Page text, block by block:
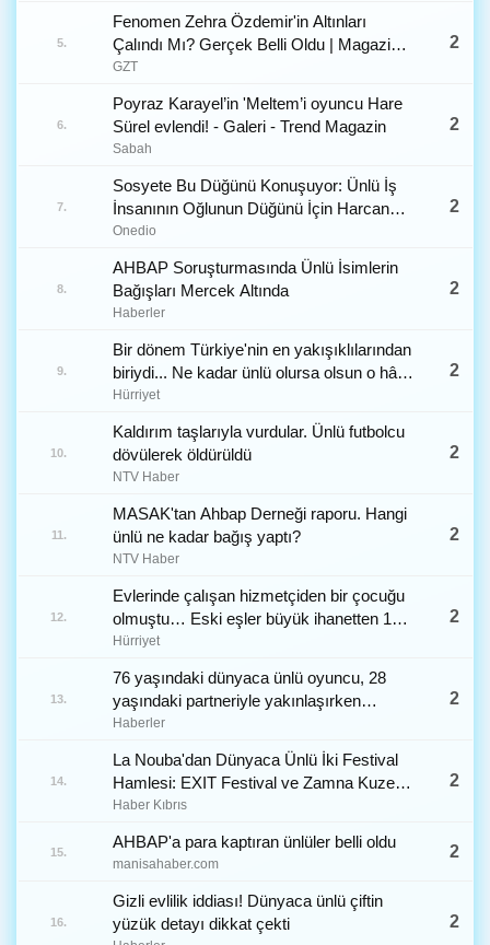
5.
Fenomen Zehra Özdemir'in Altınları
Çalındı Mı? Gerçek Belli Oldu | Magazin
Haberleri | Gündem Haberleri
GZT
2
6.
Poyraz Karayel’in 'Meltem’i oyuncu Hare
Sürel evlendi! - Galeri - Trend Magazin
Sabah
2
7.
Sosyete Bu Düğünü Konuşuyor: Ünlü İş
İnsanının Oğlunun Düğünü İçin Harcanan
Para Dudak Uçuklattı!
Onedio
2
8.
AHBAP Soruşturmasında Ünlü İsimlerin
Bağışları Mercek Altında
Haberler
2
9.
Bir dönem Türkiye'nin en yakışıklılarından
biriydi... Ne kadar ünlü olursa olsun o hâlâ
köy çocuğu, hâlâ annesinin vefalı oğlu
Hürriyet
2
10.
Kaldırım taşlarıyla vurdular. Ünlü futbolcu
dövülerek öldürüldü
NTV Haber
2
11.
MASAK'tan Ahbap Derneği raporu. Hangi
ünlü ne kadar bağış yaptı?
NTV Haber
2
12.
Evlerinde çalışan hizmetçiden bir çocuğu
olmuştu… Eski eşler büyük ihanetten 15
yıl sonra yan yana!
Hürriyet
2
13.
76 yaşındaki dünyaca ünlü oyuncu, 28
yaşındaki partneriyle yakınlaşırken
görüntülendi
Haberler
2
14.
La Nouba'dan Dünyaca Ünlü İki Festival
Hamlesi: EXIT Festival ve Zamna Kuzey
Kıbrıs'ta
Haber Kıbrıs
2
15.
AHBAP'a para kaptıran ünlüler belli oldu
manisahaber.com
2
16.
Gizli evlilik iddiası! Dünyaca ünlü çiftin
yüzük detayı dikkat çekti
2